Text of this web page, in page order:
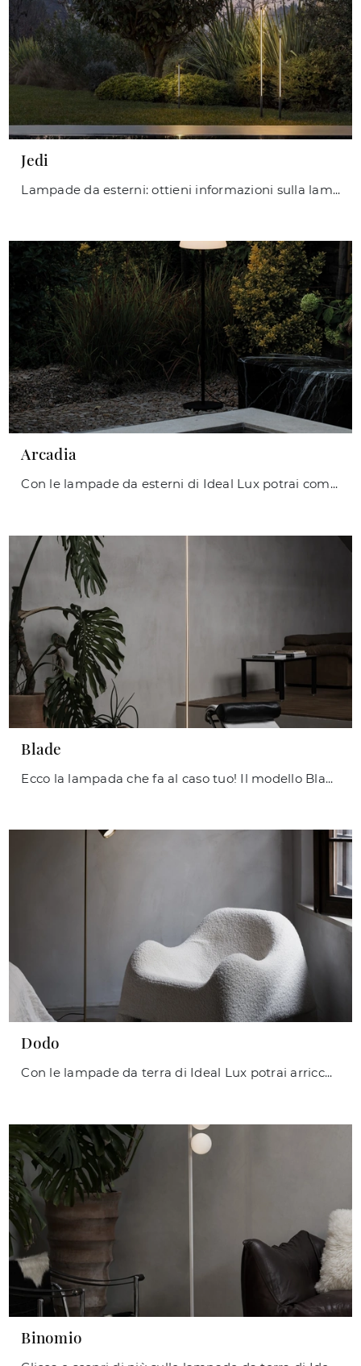
Jedi
Lampade da esterni: ottieni informazioni sulla lampada Jedi in metallo che ti consigliamo.
Arcadia
Con le lampade da esterni di Ideal Lux potrai completare i tuoi interni: clicca e scopri Arcadia!
Blade
Ecco la lampada che fa al caso tuo! Il modello Blade è una tra le nostre lampade da terra di Ideal Lux.
Dodo
Con le lampade da terra di Ideal Lux potrai arricchire i tuoi interni: clicca e scopri Dodo!
Binomio